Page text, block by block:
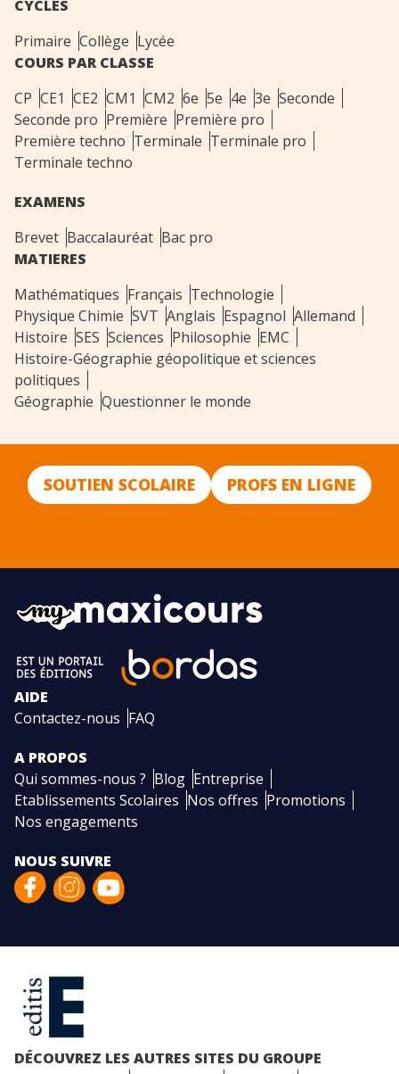
CYCLES
Primaire Collège Lycée
COURS PAR CLASSE
CP CE1 CE2 CM1 CM2 6e 5e 4e 3e Seconde
Seconde pro Première Première pro
Première techno Terminale Terminale pro
Terminale techno
EXAMENS
Brevet Baccalauréat Bac pro
MATIERES
Mathématiques Français Technologie
Physique Chimie SVT Anglais Espagnol Allemand
Histoire SES Sciences Philosophie EMC
Histoire-Géographie géopolitique et sciences
politiques
Géographie Questionner le monde
SOUTIEN SCOLAIRE PROFS EN LIGNE
AIDE
Contactez-nous FAQ
A PROPOS
Qui sommes-nous ? Blog Entreprise
Etablissements Scolaires Nos offres Promotions
Nos engagements
NOUS SUIVRE
DÉCOUVREZ LES AUTRES SITES DU GROUPE